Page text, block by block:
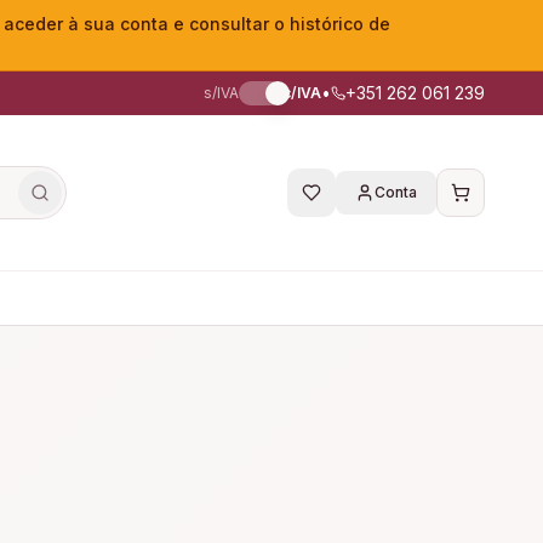
à sua conta e consultar o histórico de
s/IVA c/IVA• +351 262 061 239
Conta